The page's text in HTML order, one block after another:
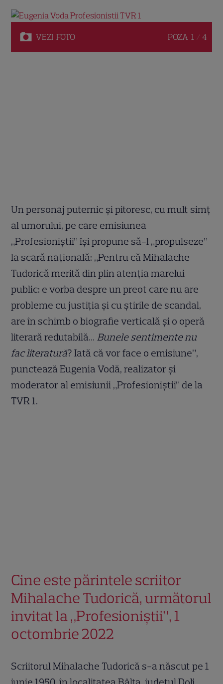
VEZI FOTO POZA 1 / 4
Un personaj puternic şi pitoresc, cu mult simţ
al umorului, pe care emisiunea
„Profesioniştii” îşi propune să-l „propulseze”
la scară naţională: „Pentru că Mihalache
Tudorică merită din plin atenţia marelui
public: e vorba despre un preot care nu are
probleme cu justiţia şi cu ştirile de scandal,
are în schimb o biografie verticală şi o operă
literară redutabilă… Bunele sentimente nu
fac literatură? Iată că vor face o emisiune”,
punctează Eugenia Vodă, realizator şi
moderator al emisiunii „Profesioniştii” de la
TVR 1.
Cine este părintele scriitor
Mihalache Tudorică, următorul
invitat la „Profesioniștii”, 1
octombrie 2022
Scriitorul Mihalache Tudorică s-a născut pe 1